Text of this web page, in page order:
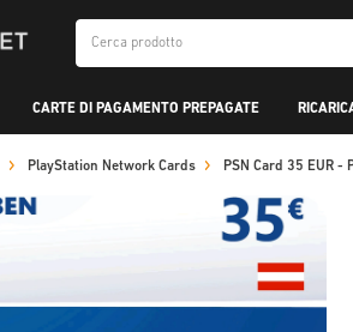
CARTE DI PAGAMENTO PREPAGATE
PlayStation Network Cards PSN Card 35 EUR